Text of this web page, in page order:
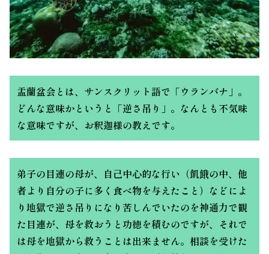
盂蘭盆会とは、サンスクリット語で「ウランバナ」。
どんな意味かというと「逆さ吊り」。なんとも不気味
な意味ですが、お釈迦様の教えです。
弟子の目連の母が、自己中心的な行い（飢餓の中、他
者より自分の子に多く食べ物を与えたこと）などによ
り地獄で逆さ吊りになり苦しんでいたのを神通力で観
た目連が、母を救おうと功徳を積むのですが、それで
は母を地獄から救うことは出来ません。相談を受けた